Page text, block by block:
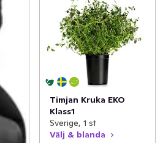
Timjan Kruka EKO
Klass1
Sverige, 1 st
Välj & blanda